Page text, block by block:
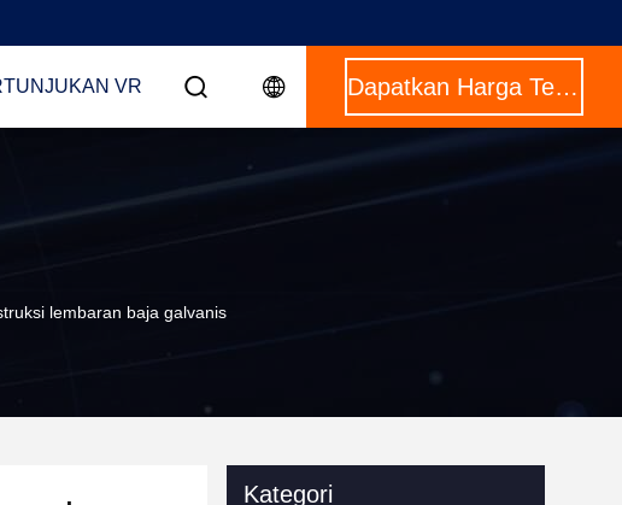
VR Dapatkan Harga Terbaik
lembaran baja galvanis
Kategori